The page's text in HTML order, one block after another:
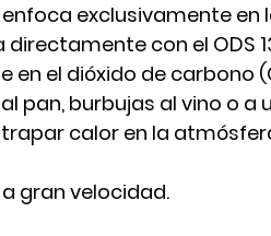
exclusivamente en
directamente con el ODS
el dióxido de carbono
pan, burbujas al vino o a
calor en la
gran velocidad.